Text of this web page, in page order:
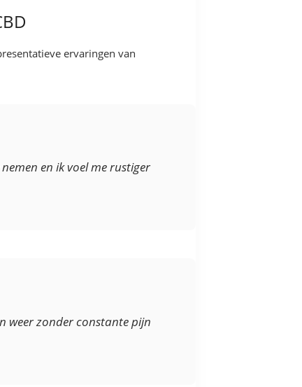
ervaringen van
en ik voel me rustiger
weer zonder constante pijn